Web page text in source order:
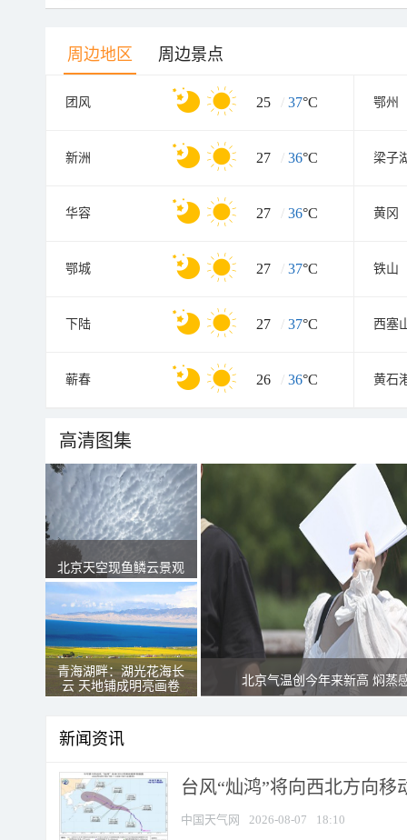
周边地区 周边景点
团风 25 / 37°C 鄂州
新洲 27 / 36°C 梁子
华容 27 / 36°C 黄冈
鄂城 27 / 37°C 铁山
下陆 27 / 37°C 西塞
蕲春 26 / 36°C 黄石
高清图集
北京天空现鱼鳞云景观
青海湖畔：湖光花海长
云 天地铺成明亮画卷
北京气温创今年来新高 焖蒸
新闻资讯
台风“灿鸿”将向西北方向移
中国天气网 2026-08-07 18:10